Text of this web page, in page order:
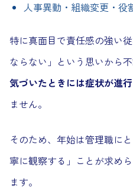
人事異動・組織変更・役
特に真面目で責任感の強い
ならない」という思いから
気づいたときには症状が進
ません。
そのため、年始は管理職に
寧に観察する」ことが求め
ます。